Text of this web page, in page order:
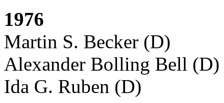
1976
Martin S. Becker (D)
Alexander Bolling Bell (D)
Ida G. Ruben (D)